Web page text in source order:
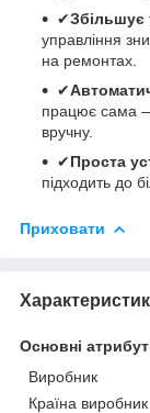
✔Збільшує
управління
на ремонтах.
✔
працює сама
вручну.
✔Проста
підходить до
Приховати
Основні
Виробник
Країна виробник